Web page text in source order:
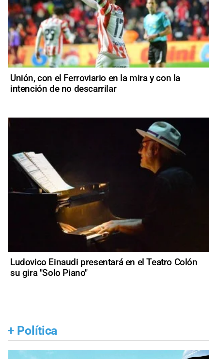
Unión, con el Ferroviario en la mira y con la
intención de no descarrilar
Ludovico Einaudi presentará en el Teatro Colón
su gira "Solo Piano"
+ Política